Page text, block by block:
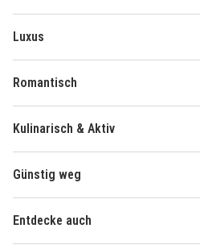
Luxus
Romantisch
Kulinarisch & Aktiv
Günstig weg
Entdecke auch